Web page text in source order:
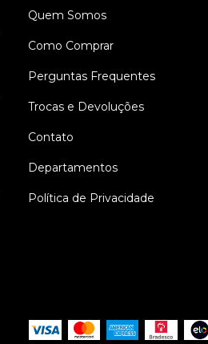
Quem Somos
Como Comprar
Perguntas Frequentes
Trocas e Devoluções
Contato
Departamentos
Política de Privacidade